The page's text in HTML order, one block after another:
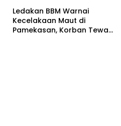
Ledakan BBM Warnai
Kecelakaan Maut di
Pamekasan, Korban Tewas